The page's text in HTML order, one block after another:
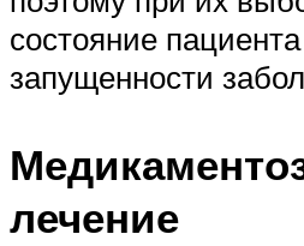
состояние
запущенности
лечение